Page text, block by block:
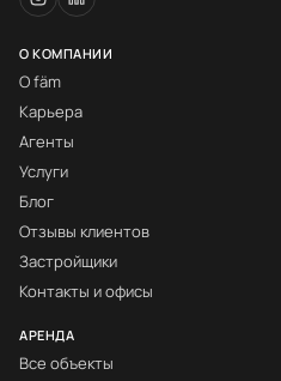
О КОМПАНИИ
О fäm
Карьера
Агенты
Услуги
Блог
Отзывы клиентов
Застройщики
Контакты и офисы
АРЕНДА
Все объекты